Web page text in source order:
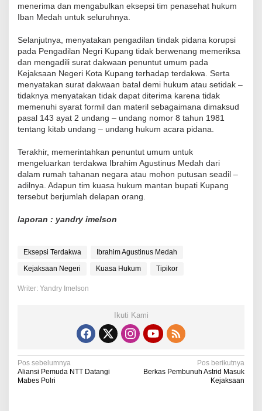
menerima dan mengabulkan eksepsi tim penasehat hukum
Iban Medah untuk seluruhnya.
Selanjutnya, menyatakan pengadilan tindak pidana korupsi
pada Pengadilan Negri Kupang tidak berwenang memeriksa
dan mengadili surat dakwaan penuntut umum pada
Kejaksaan Negeri Kota Kupang terhadap terdakwa. Serta
menyatakan surat dakwaan batal demi hukum atau setidak –
tidaknya menyatakan tidak dapat diterima karena tidak
memenuhi syarat formil dan materil sebagaimana dimaksud
pasal 143 ayat 2 undang – undang nomor 8 tahun 1981
tentang kitab undang – undang hukum acara pidana.
Terakhir, memerintahkan penuntut umum untuk
mengeluarkan terdakwa Ibrahim Agustinus Medah dari
dalam rumah tahanan negara atau mohon putusan seadil –
adilnya. Adapun tim kuasa hukum mantan bupati Kupang
tersebut berjumlah delapan orang.
laporan : yandry imelson
Eksepsi Terdakwa
Ibrahim Agustinus Medah
Kejaksaan Negeri
Kuasa Hukum Tipikor
Writer: Yandry Imelson
Ikuti Kami
N
a
Pos sebelumnya
Aliansi Pemuda NTT Datangi
Mabes Polri
Pos berikutnya
Berkas Pembunuh Astrid Masuk
Kejaksaan